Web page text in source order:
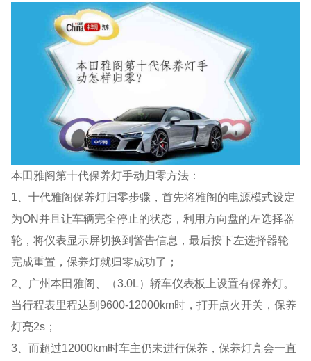
本田雅阁第十代保养灯手动归零方法：
1、十代雅阁保养灯归零步骤，首先将雅阁的电源模式设定
为ON并且让车辆完全停止的状态，利用方向盘的左选择器
轮，将仪表显示屏切换到警告信息，最后按下左选择器轮
完成重置，保养灯就归零成功了；
2、广州本田雅阁、（3.0L）轿车仪表板上设置有保养灯。
当行程表里程达到9600-12000km时，打开点火开关，保养
灯亮2s；
3、而超过12000km时车主仍未进行保养，保养灯亮会一直